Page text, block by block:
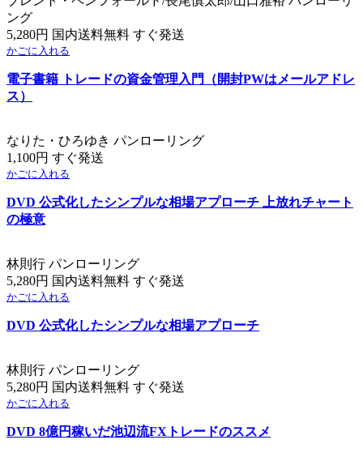
ング
5,280円 国内送料無料 すぐ発送
かごに入れる
電子書籍 トレードの資金管理入門（開封PWはメールアドレ
ス）
なりた・ひろゆき パンローリング
1,100円 すぐ発送
かごに入れる
DVD 公式化したシンプルな相場アプローチ 上放れチャート
の極意
林則行 パンローリング
5,280円 国内送料無料 すぐ発送
かごに入れる
DVD 公式化したシンプルな相場アプローチ
林則行 パンローリング
5,280円 国内送料無料 すぐ発送
かごに入れる
DVD 8億円稼いだ池辺流FXトレードのススメ